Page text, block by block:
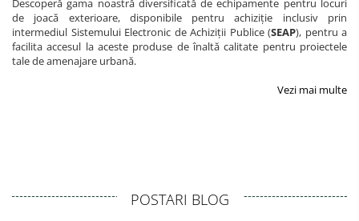
Descoperă gama noastră diversificată de echipamente pentru locuri
de joacă exterioare, disponibile pentru achiziție inclusiv prin
intermediul Sistemului Electronic de Achiziții Publice (SEAP), pentru a
facilita accesul la aceste produse de înaltă calitate pentru proiectele
tale de amenajare urbană.
Vezi mai multe
POSTARI BLOG